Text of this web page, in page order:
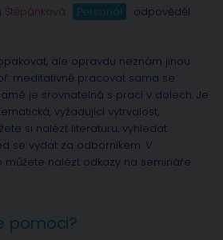
Štěpánková Personál
odpověděl
ale opravdu neznám jinou
meditativně pracovat sama se
je srovnatelná s prací v dolech. Je
vyžadující vytrvalost,
si nalézt literaturu, vyhledat
se vydat za odborníkem. V
nalézt odkazy na semináře
pomoci?